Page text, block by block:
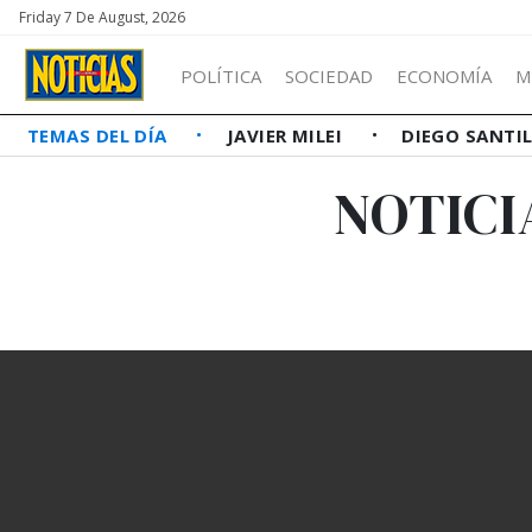
Friday 7 De August, 2026
POLÍTICA SOCIEDAD ECONOMÍA
TEMAS DEL DÍA JAVIER MILEI DIEGO